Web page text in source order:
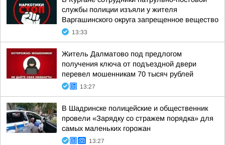
службы полиции изъяли у жителя
Варгашинского округа запрещенное вещество
13:33
Житель Далматово под предлогом
получения ключа от подъездной двери
перевел мошенникам 70 тысяч рублей
13:27
В Шадринске полицейские и общественник
провели «Зарядку со стражем порядка» для
самых маленьких горожан
13:27